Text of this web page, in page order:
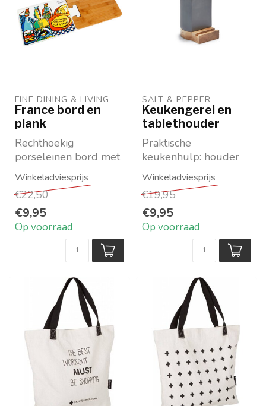
FINE DINING & LIVING
France bord en
plank
Rechthoekig
porseleinen bord met
afbeelding en een
houtenplank die
samen als een...
€22,50
€9,95
Op voorraad
SALT & PEPPER
Keukengerei en
tablethouder
Praktische
keukenhulp: houder
voor je keukengerei
en je tablet tegelijk
Kleur en...
€19,95
€9,95
Op voorraad